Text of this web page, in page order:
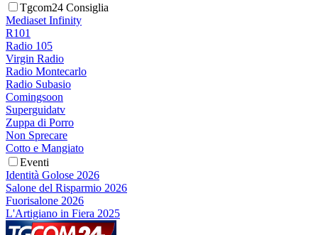
Tgcom24 Consiglia
Mediaset Infinity
R101
Radio 105
Virgin Radio
Radio Montecarlo
Radio Subasio
Comingsoon
Superguidatv
Zuppa di Porro
Non Sprecare
Cotto e Mangiato
Eventi
Identità Golose 2026
Salone del Risparmio 2026
Fuorisalone 2026
L'Artigiano in Fiera 2025